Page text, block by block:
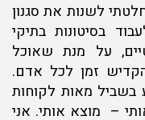
כ- 12 שנים, החלטתי לשנות את סגנון
בסיטונות בתיקי
על מנת שאוכל
זמן לכל אדם.
בשביל מאות לקוחות
– מוצא אותי. אני